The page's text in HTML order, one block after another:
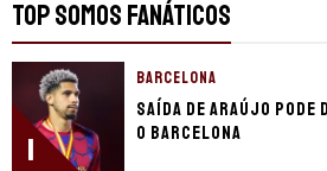
TOP SOMOS FANÁTICOS
1
BARCELONA
Saída de Araújo pode
o Barcelona